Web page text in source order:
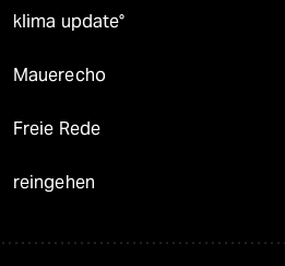
klima update°
Mauerecho
Freie Rede
reingehen